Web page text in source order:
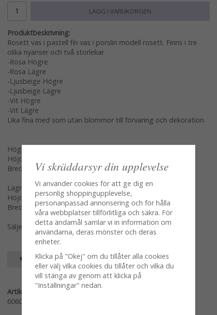
LÄGG I VARUKORGEN
Produktbeskrivning:
Rosett vas i pastell fin vas i porslin modell rosett. Finns i tre
olika nyanser och två storlekar
-Rosa Högre
-Rosa Lägre
-Ljusbeige Högre
-Ljusbeige Lägre
-Vit Högre
-Vit Lägre
Lika fina med som utan blommor till förvaring och dekoration.
Högre
Höjd: 20,5cm
Bredd: 15*6cm
Lägre
Höjd: 17cm
Bredd: 13,5*5cm
Säljes per styck var modell för sig en och en
SPARA SOM FAVORIT
Artikelnummer:
60609-LB
Vi skräddarsyr din upplevelse
Vi använder cookies för att ge dig en
personlig shoppingupplevelse,
personanpassad annonsering och för hålla
våra webbplatser tillförlitliga och säkra. För
detta ändamål samlar vi in information om
användarna, deras mönster och deras
enheter.
Klicka på "Okej" om du tillåter alla cookies
eller välj vilka cookies du tillåter och vilka du
vill stänga av genom att klicka på
"Inställningar" nedan.